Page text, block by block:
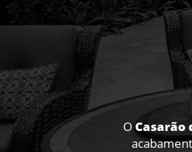
OCasarão